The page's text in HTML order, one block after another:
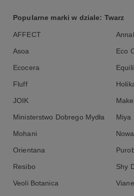
Popularne marki w dziale: Twarz
AFFECT
Asoa Eco
Ecocera
Fluff
JOIK
Ministerstwo Dobrego Mydła Miya
Mohani
Orientana
Resibo Shy
Veoli Botanica